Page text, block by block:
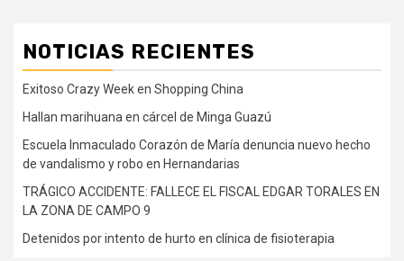
NOTICIAS RECIENTES
Exitoso Crazy Week en Shopping China
Hallan marihuana en cárcel de Minga Guazú
Escuela Inmaculado Corazón de María denuncia nuevo hecho
de vandalismo y robo en Hernandarias
TRÁGICO ACCIDENTE: FALLECE EL FISCAL EDGAR TORALES EN
LA ZONA DE CAMPO 9
Detenidos por intento de hurto en clínica de fisioterapia